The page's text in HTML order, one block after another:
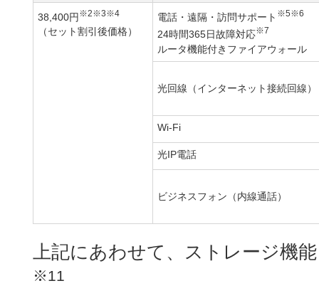
38,400円※2※3※4
（セット割引後価格）
電話・遠隔・訪問サポート ※5※6
24時間365日故障対応※7
ルータ機能付きファイアウォール
光回線（インターネット接続回線）
Wi-Fi
光IP電話
ビジネスフォン（内線通話）
上記にあわせて、ストレージ機
※11